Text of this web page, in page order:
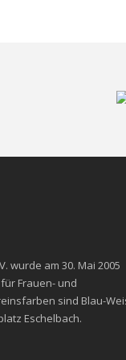
wurde am 30. Mai 2005
Frauen- und
sind Blau-
Eschelbach.